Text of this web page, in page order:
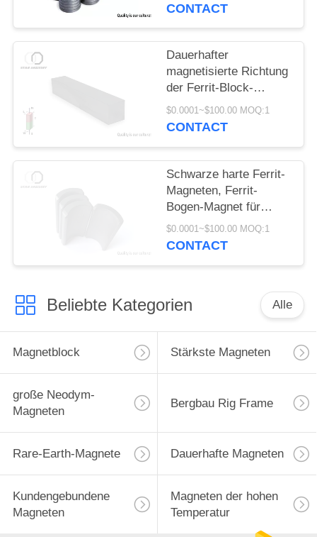
CONTACT
Dauerhafter
magnetisierte Richtung
der Ferrit-Block-
Magnet-Y30 C8
Radialstrahl
$0.0001~$100.00 MOQ:1
CONTACT
Schwarze harte Ferrit-
Magneten, Ferrit-
Bogen-Magnet für
industrielle Motoren
$0.0001~$100.00 MOQ:1
CONTACT
Beliebte Kategorien Alle
Magnetblock Stärkste Magneten
große Neodym-
Magneten
Bergbau Rig Frame
Rare-Earth-Magnete Dauerhafte Magneten
Kundengebundene
Magneten
Magneten der hohen
Temperatur